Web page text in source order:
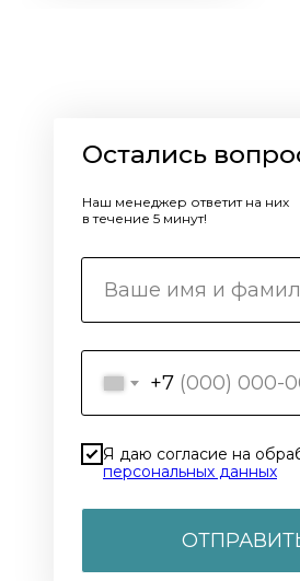
+7
Я даю согласие на
персональных данных
Остались
Наш менеджер ответит на них
в течение 5 минут!